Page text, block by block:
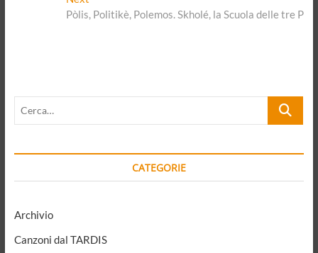
v
:
post:
Pòlis, Politikè, Polemos. Skholé, la Scuola delle tre P
Cerca…
CATEGORIE
Archivio
Canzoni dal TARDIS